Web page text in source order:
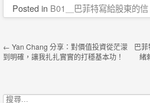
Posted in B01＿巴菲特寫給股東的信
← Yan Chang 分享：對價值投資從茫濛
到明確，讓我扎扎實實的打穩基本功！
巴
緒
搜尋關鍵字: